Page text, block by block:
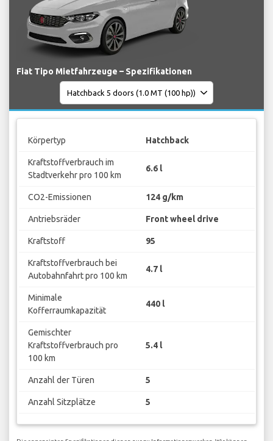
Fiat Tipo Mietfahrzeuge – Spezifikationen
Körpertyp Hatchback
Kraftstoffverbrauch im
Stadtverkehr pro 100 km
6.6 l
CO2-Emissionen 124 g/km
Antriebsräder Front wheel drive
Kraftstoff 95
Kraftstoffverbrauch bei
Autobahnfahrt pro 100 km
4.7 l
Minimale
Kofferraumkapazität
440 l
Gemischter
Kraftstoffverbrauch pro
100 km
5.4 l
Anzahl der Türen 5
Anzahl Sitzplätze 5